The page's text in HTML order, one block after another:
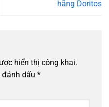
hãng Doritos
hiển thị công khai.
dấu *